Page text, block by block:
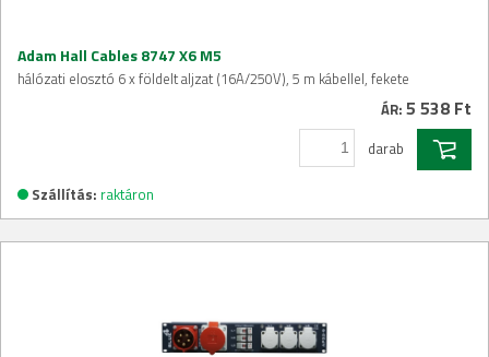
Adam Hall Cables 8747 X6 M5
hálózati elosztó 6 x földelt aljzat (16A/250V), 5 m kábellel, fekete
ÁR: 5 538 Ft
darab
Szállítás: raktáron